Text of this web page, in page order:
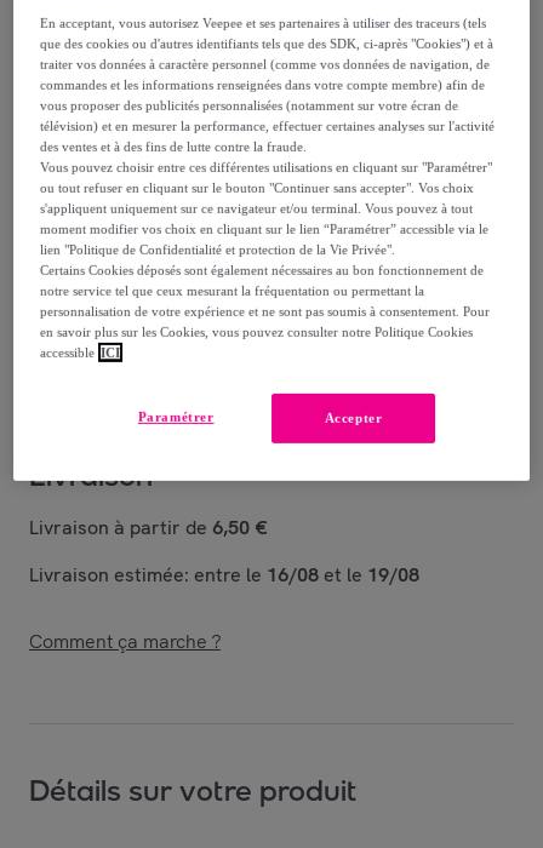
11,20 €
20,00 €
-44%
dontéco-part.: 0,06 €
Reprise possible de votre ancien produit,
voir les conditions.
Vendu parMSV Spirella
Livraison
Livraison à partir de 6,50 €
Livraison estimée: entre le 16/08 et le 19/08
Comment ça marche ?
Détails sur votre produit
En acceptant, vous autorisez Veepee et ses partenaires à utiliser des traceurs (tels
que des cookies ou d'autres identifiants tels que des SDK, ci-après "Cookies") et à
traiter vos données à caractère personnel (comme vos données de navigation, de
commandes et les informations renseignées dans votre compte membre) afin de
vous proposer des publicités personnalisées (notamment sur votre écran de
télévision) et en mesurer la performance, effectuer certaines analyses sur l'activité
des ventes et à des fins de lutte contre la fraude.
Vous pouvez choisir entre ces différentes utilisations en cliquant sur "Paramétrer"
ou tout refuser en cliquant sur le bouton "Continuer sans accepter". Vos choix
s'appliquent uniquement sur ce navigateur et/ou terminal. Vous pouvez à tout
moment modifier vos choix en cliquant sur le lien “Paramétrer” accessible via le
lien "Politique de Confidentialité et protection de la Vie Privée".
Certains Cookies déposés sont également nécessaires au bon fonctionnement de
notre service tel que ceux mesurant la fréquentation ou permettant la
personnalisation de votre expérience et ne sont pas soumis à consentement. Pour
en savoir plus sur les Cookies, vous pouvez consulter notre Politique Cookies
accessible ICI
Accepter
Paramétrer